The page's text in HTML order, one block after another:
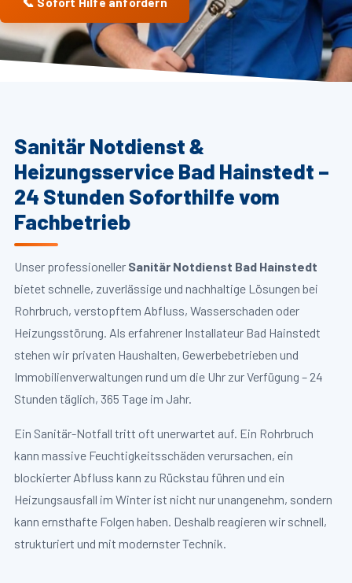
Sanitär Notdienst &
Heizungsservice Bad Hainstedt –
24 Stunden Soforthilfe vom
Fachbetrieb
Unser professioneller Sanitär Notdienst Bad Hainstedt
bietet schnelle, zuverlässige und nachhaltige Lösungen bei
Rohrbruch, verstopftem Abfluss, Wasserschaden oder
Heizungsstörung. Als erfahrener Installateur Bad Hainstedt
stehen wir privaten Haushalten, Gewerbebetrieben und
Immobilienverwaltungen rund um die Uhr zur Verfügung – 24
Stunden täglich, 365 Tage im Jahr.
Ein Sanitär-Notfall tritt oft unerwartet auf. Ein Rohrbruch
kann massive Feuchtigkeitsschäden verursachen, ein
blockierter Abfluss kann zu Rückstau führen und ein
Heizungsausfall im Winter ist nicht nur unangenehm, sondern
kann ernsthafte Folgen haben. Deshalb reagieren wir schnell,
strukturiert und mit modernster Technik.